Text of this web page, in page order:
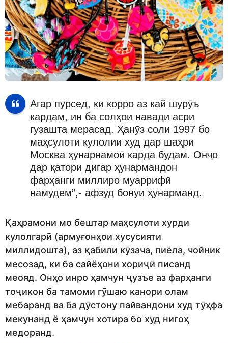
Агар пурсед, ки корро аз кай шурӯъ
кардам, ин ба солҳои навади асри
гузашта мерасад. Ҳанӯз соли 1997 бо
маҳсулоти кулолии худ дар шаҳри
Москва ҳунарнамоӣ карда будам. Онҷо
дар қатори дигар ҳунармандон
фарҳанги миллиро муаррифӣ
намудем”,- афзуд бонуи ҳунарманд.
Қаҳрамони мо бештар маҳсулоти хурди
кулолгарӣ (армуғонҳои хусусияти
миллидошта), аз қабили кӯзача, пиёла, чойник
месозад, ки ба сайёҳони хориҷӣ писанд
меояд. Онҳо инро ҳамчун ҷузъе аз фарҳанги
тоҷикон ба тамоми гӯшаю канори олам
мебаранд ва ба дӯстону пайвандони худ тӯҳфа
мекунанд ё ҳамчун хотира бо худ нигоҳ
медоранд.